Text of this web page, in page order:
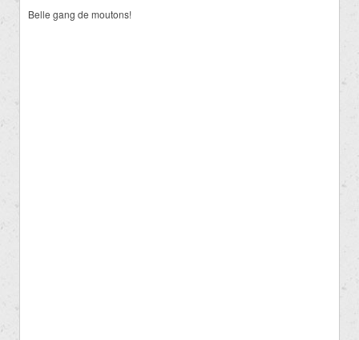
Belle gang de moutons!